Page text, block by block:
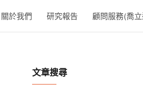
關於我們 研究報告 顧問服務(喬
文章搜尋